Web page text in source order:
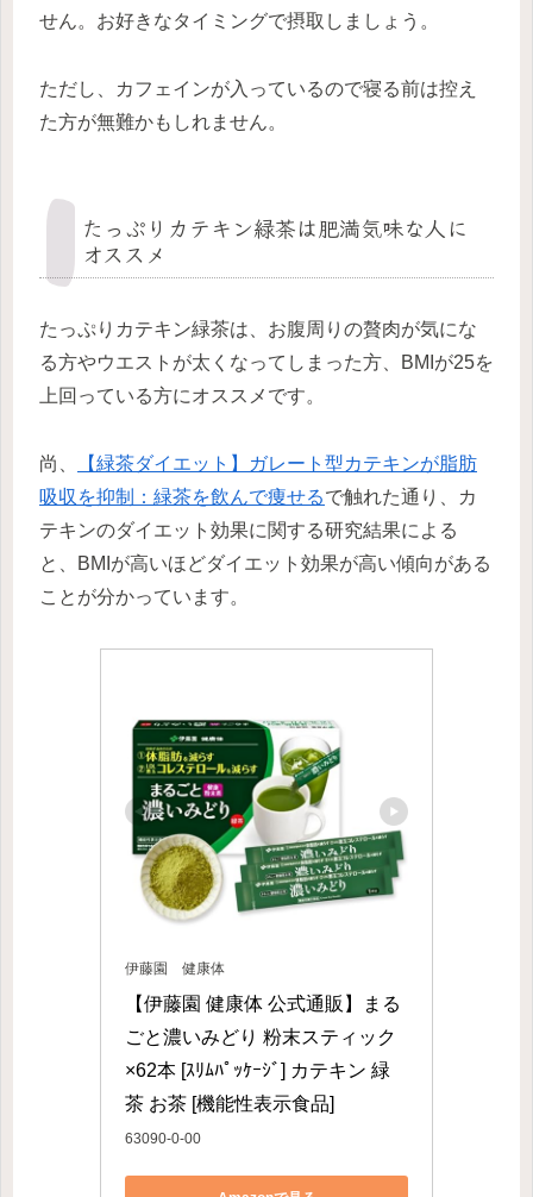
せん。お好きなタイミングで摂取しましょう。
ただし、カフェインが入っているので寝る前は控え
た方が無難かもしれません。
たっぷりカテキン緑茶は肥満気味な人に
オススメ
たっぷりカテキン緑茶は、お腹周りの贅肉が気にな
る方やウエストが太くなってしまった方、BMIが25を
上回っている方にオススメです。
尚、
【緑茶ダイエット】ガレート型カテキンが脂肪
吸収を抑制：緑茶を飲んで痩せるで触れた通り、カ
テキンのダイエット効果に関する研究結果による
と、BMIが高いほどダイエット効果が高い傾向がある
ことが分かっています。
伊藤園 健康体
【伊藤園 健康体 公式通販】まる
ごと濃いみどり 粉末スティック
×62本 [ｽﾘﾑﾊﾟｯｹｰｼﾞ] カテキン 緑
茶 お茶 [機能性表示食品]
63090-0-00